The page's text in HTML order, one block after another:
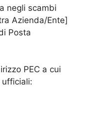
negli scambi
Azienda/Ente]
Posta
PEC a cui